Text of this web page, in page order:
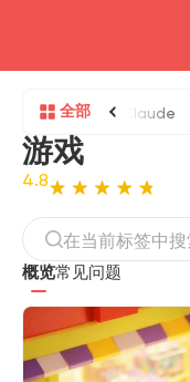
全部 Claude
游戏
4.8
概览常见问题